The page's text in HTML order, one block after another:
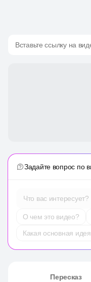
Вставьте ссылку на
Задайте вопрос по
Что вас интересует?
О чем это видео?
Какая основная
Пересказ